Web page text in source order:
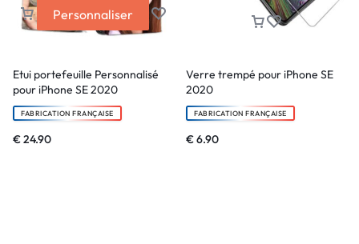
Personnaliser
Etui portefeuille Personnalisé
pour iPhone SE 2020
FABRICATION FRANÇAISE
€24.90
Verre trempé pour iPhone SE
2020
FABRICATION FRANÇAISE
€6.90